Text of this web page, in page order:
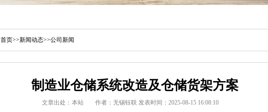
首页>>新闻动态>>公司新闻
制造业仓储系统改造及仓储货架方案
文章出处：本站 作者：无锡钰联 发表时间：2025-08-15 16:08:10